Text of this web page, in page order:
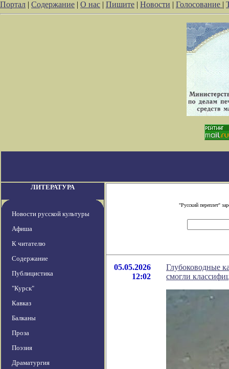
Портал | Содержание | О нас | Пишите | Новости | Голосование |
ЛИТЕРАТУРА
Новости русской культуры
Афиша
К читателю
Содержание
Публицистика
"Курск"
Кавказ
Балканы
Проза
Поэзия
Драматургия
"Русский переплет"
05.05.2026
12:02
Глубоководные
смогли